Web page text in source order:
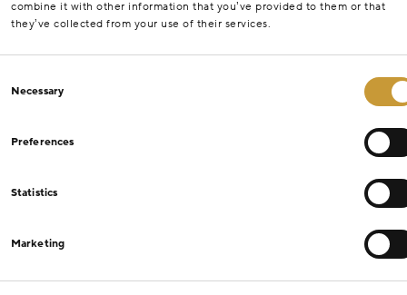
combine it with other information that you’ve provided to them or that
they’ve collected from your use of their services.
Selection
Necessary
Preferences
Statistics
Marketing